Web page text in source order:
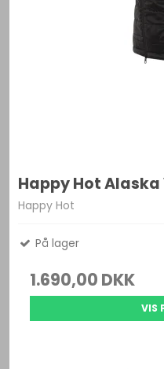
Happy Hot
Happy Hot
På lager
1.690,00 DKK
VIS